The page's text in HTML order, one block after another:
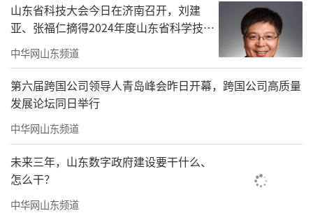
山东省科技大会今日在济南召开，刘建
亚、张福仁摘得2024年度山东省科学技术
奖最高奖！
中华网山东频道
第六届跨国公司领导人青岛峰会昨日开幕，跨国公司高质量
发展论坛同日举行
中华网山东频道
未来三年，山东数字政府建设要干什么、
怎么干？
中华网山东频道